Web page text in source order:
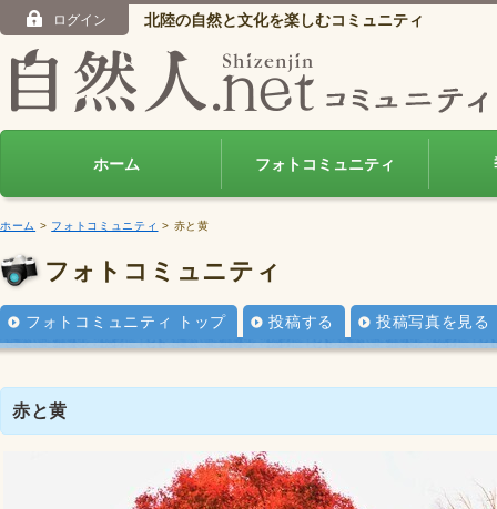
ログイン 北陸の自然と文化を楽しむコミュニティ
ホーム フォトコミュニティ
ホーム > フォトコミュニティ > 赤と黄
フォトコミュニティ
フォトコミュニティ トップ 投稿する 投稿写真を見る
赤と黄